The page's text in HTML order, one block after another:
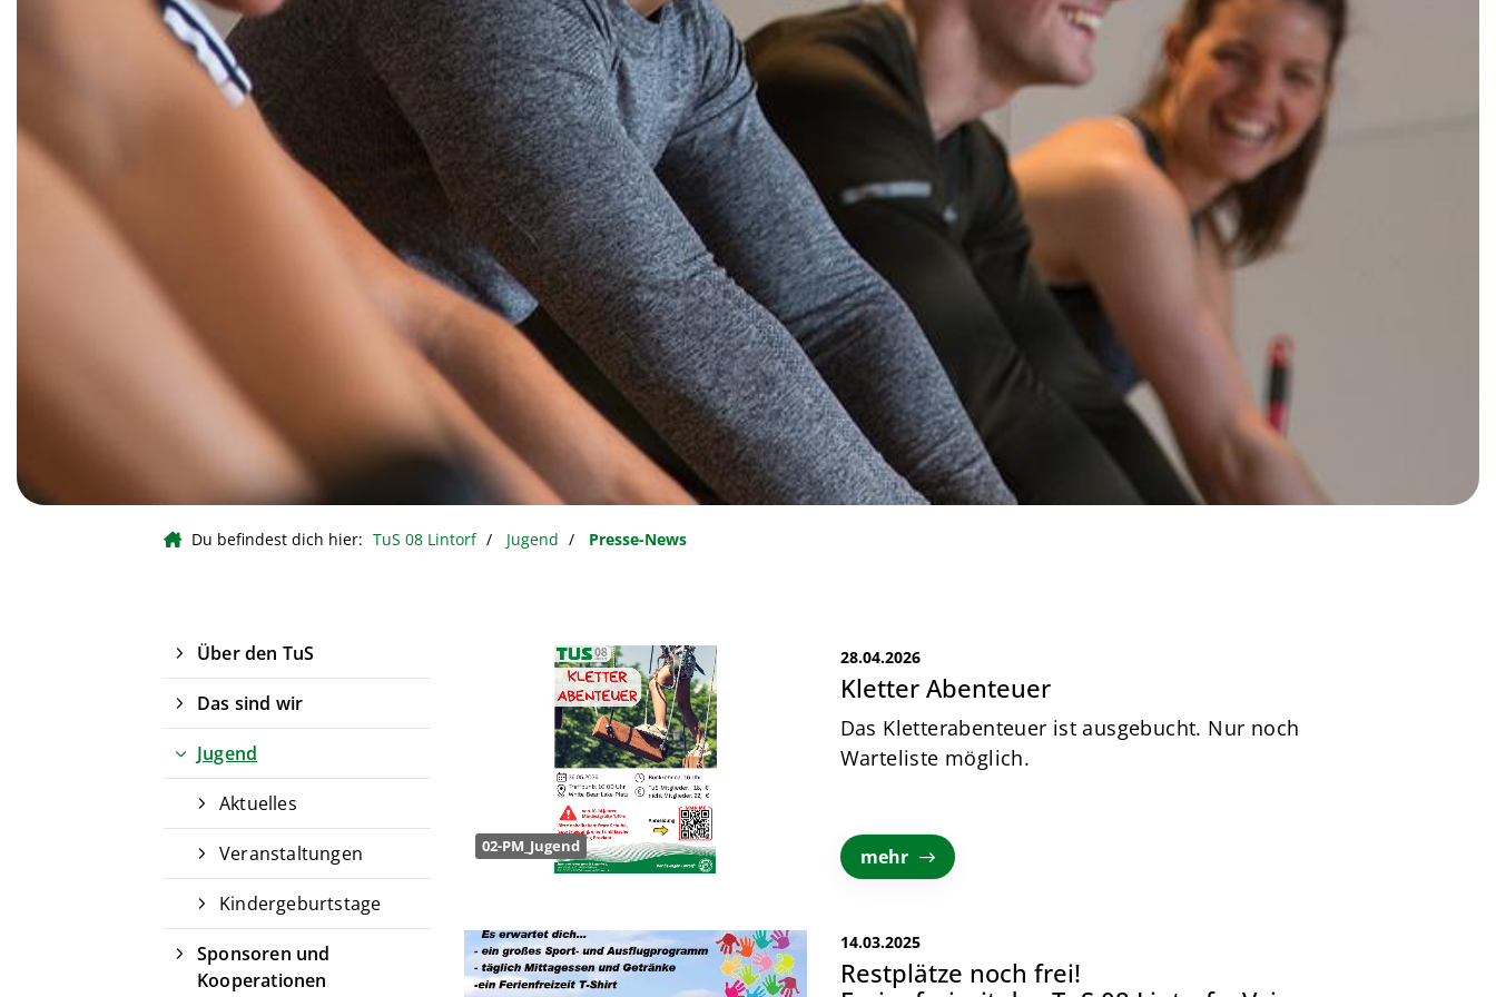
Du befindest dich hier: TuS 08 Lintorf Jugend Presse-News
02-PM_Jugend
28.04.2026
Kletter Abenteuer
Das Kletterabenteuer ist ausgebucht. Nur noch
Warteliste möglich.
mehr
14.03.2025
Restplätze noch frei!
Über den TuS
Das sind wir
Jugend
Aktuelles
Veranstaltungen
Kindergeburtstage
Sponsoren und
Kooperationen
T: 0 21 02 74 00 50
E: mail@tus08lintorf.de
Sportarten
Sportsuche
TuSfit